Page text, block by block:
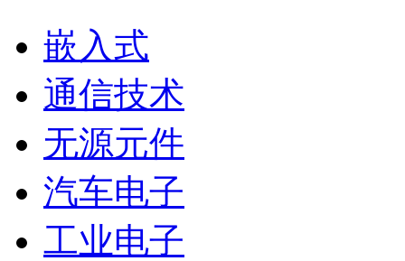
嵌入式
通信技术
无源元件
汽车电子
工业电子